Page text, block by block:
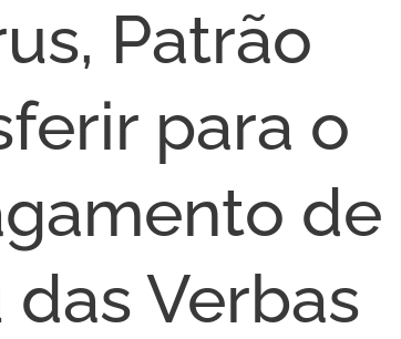
Patrão
para o
de
Verbas